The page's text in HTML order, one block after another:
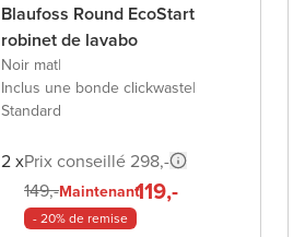
Blaufoss Round EcoStart
robinet de lavabo
Noir mat|
Inclus une bonde clickwaste|
Standard
2 xPrix conseillé 298,-
149,-Maintenant119,-
- 20% de remise